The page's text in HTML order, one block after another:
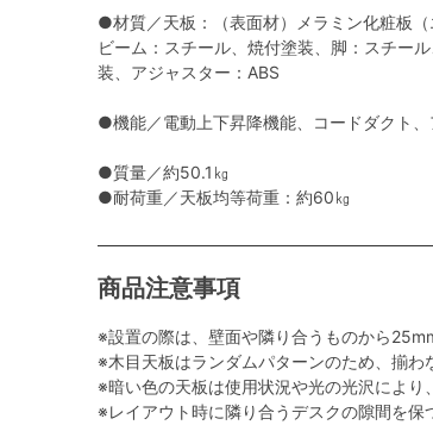
●材質／天板：（表面材）メラミン化粧板（
ビーム：スチール、焼付塗装、脚：スチー
装、アジャスター：ABS
●機能／電動上下昇降機能、コードダクト
●質量／約50.1㎏
●耐荷重／天板均等荷重：約60㎏
商品注意事項
※設置の際は、壁面や隣り合うものから
※木目天板はランダムパターンのため、揃わ
※暗い色の天板は使用状況や光の光沢により
※レイアウト時に隣り合うデスクの隙間を保